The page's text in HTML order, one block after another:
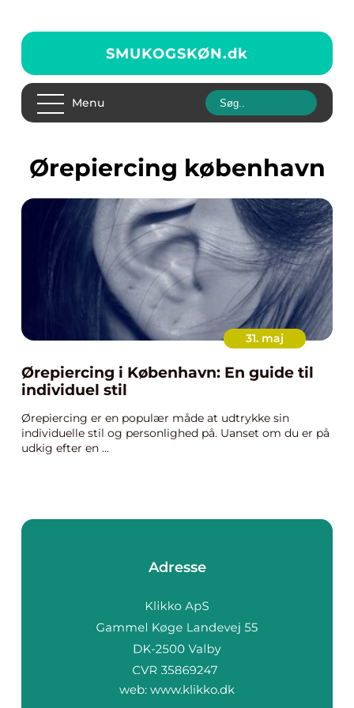
SMUKOGSKØN.dk
Menu
Ørepiercing københavn
31. maj
Ørepiercing i København: En guide til
individuel stil
Ørepiercing er en populær måde at udtrykke sin
individuelle stil og personlighed på. Uanset om du er på
udkig efter en ...
Adresse
web: www.klikko.dk